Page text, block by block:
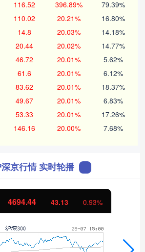
116.52 396.89% 79.39%
110.02 20.21% 16.80%
14.8 20.03% 14.18%
20.44 20.02% 14.77%
46.72 20.01% 5.62%
61.6 20.01% 6.12%
83.62 20.01% 18.37%
49.67 20.01% 6.83%
53.33 20.01% 17.26%
146.16 20.00% 7.68%
京行情 实时轮播
4694.44 43.13 0.93%